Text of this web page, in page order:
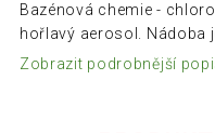
Bazénová chemie -
hořlavý aerosol. Nádoba
Zobrazit podrobnější